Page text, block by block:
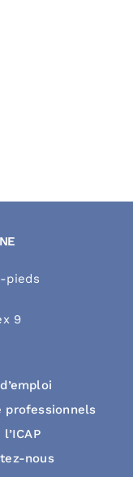
pieds
9
professionnels
nous